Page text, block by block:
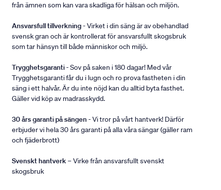
från ämnen som kan vara skadliga för hälsan och miljön.
Ansvarsfull tillverkning- Virket i din säng är av obehandlad
svensk gran och är kontrollerat för ansvarsfullt skogsbruk
som tar hänsyn till både människor och miljö.
Trygghetsgaranti- Sov på saken i 180 dagar! Med vår
Trygghetsgaranti får du i lugn och ro prova fastheten i din
säng i ett halvår. Är du inte nöjd kan du alltid byta fasthet.
Gäller vid köp av madrasskydd.
30 års garanti på sängen - Vi tror på vårt hantverk! Därför
erbjuder vi hela 30 års garanti på alla våra sängar (gäller ram
och fjäderbrott)
Svenskt hantverk– Virke från ansvarsfullt svenskt
skogsbruk